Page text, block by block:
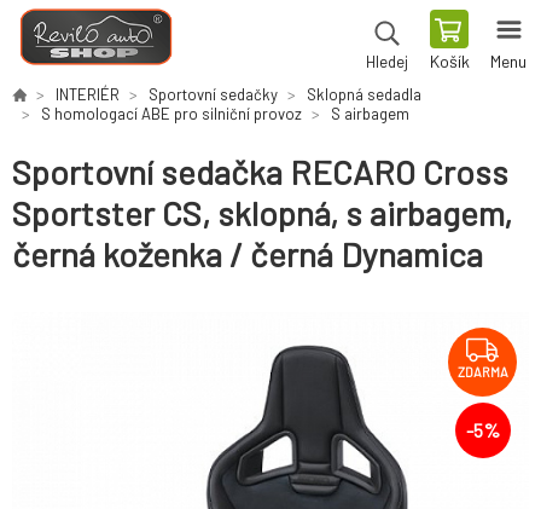
Hledej Košík Menu
INTERIÉR Sportovní sedačky
Sklopná sedadla
S homologací ABE pro silniční provoz
S airbagem
Sportovní sedačka RECARO Cross
Sportster CS, sklopná, s airbagem,
černá koženka / černá Dynamica
ZDARMA
-5%